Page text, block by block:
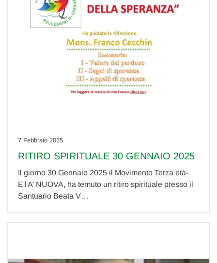
7 Febbraio 2025
RITIRO SPIRITUALE 30 GENNAIO 2025
Il giorno 30 Gennaio 2025 il Movimento Terza età-
ETA’ NUOVA, ha temuto un ritiro spirituale presso il
Santuario Beata V…